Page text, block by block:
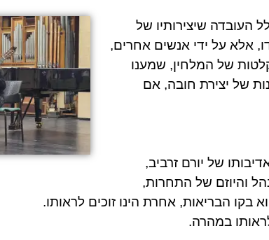
העובדה שיצירותיו של
אלא על ידי אנשים אחרים,
של המלחין, שמענו
שונות של יצירת חובה, אם
של יורם זרביב,
והיוזם של התחרות,
בקו הבריאות, אחרת הינו זוכים לראותו.
במהרה.